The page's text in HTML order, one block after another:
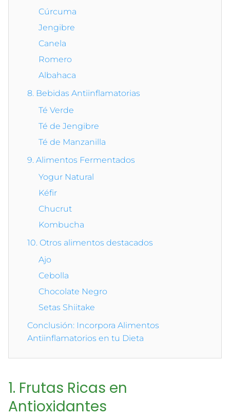
Cúrcuma
Jengibre
Canela
Romero
Albahaca
8. Bebidas Antiinflamatorias
Té Verde
Té de Jengibre
Té de Manzanilla
9. Alimentos Fermentados
Yogur Natural
Kéfir
Chucrut
Kombucha
10. Otros alimentos destacados
Ajo
Cebolla
Chocolate Negro
Setas Shiitake
Conclusión: Incorpora Alimentos
Antiinflamatorios en tu Dieta
1. Frutas Ricas en
Antioxidantes